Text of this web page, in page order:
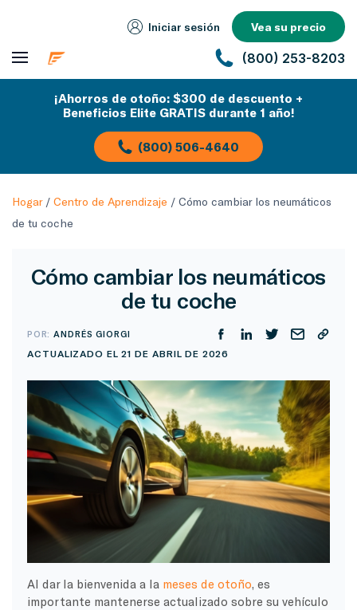
Iniciar sesión Vea su precio
(800) 253-8203
¡Ahorros de otoño: $300 de descuento +
Beneficios Elite GRATIS durante 1 año!
(800) 506-4640
Hogar/ Centro de Aprendizaje / Cómo cambiar los neumáticos
de tu coche
Cómo cambiar los neumáticos
de tu coche
POR:ANDRÉS GIORGI
ACTUALIZADO EL 21 DE ABRIL DE 2026
Al dar la bienvenida a la meses de otoño , es
importante mantenerse actualizado sobre su vehículo